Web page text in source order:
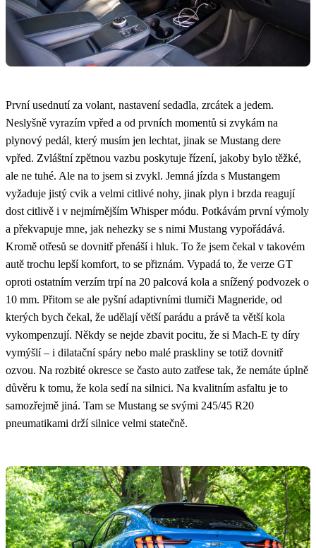
První usednutí za volant, nastavení sedadla, zrcátek a jedem.
Neslyšně vyrazím vpřed a od prvních momentů si zvykám na
plynový pedál, který musím jen lechtat, jinak se Mustang dere
vpřed. Zvláštní zpětnou vazbu poskytuje řízení, jakoby bylo těžké,
ale ne tuhé. Ale na to jsem si zvykl. Jemná jízda s Mustangem
vyžaduje jistý cvik a velmi citlivé nohy, jinak plyn i brzda reagují
dost citlivě i v nejmírnějším Whisper módu. Potkávám první výmoly
a překvapuje mne, jak nehezky se s nimi Mustang vypořádává.
Kromě otřesů se dovnitř přenáší i hluk. To že jsem čekal v takovém
autě trochu lepší komfort, to se přiznám. Vypadá to, že verze GT
oproti ostatním verzím trpí na 20 palcová kola a snížený podvozek o
10 mm. Přitom se ale pyšní adaptivními tlumiči Magneride, od
kterých bych čekal, že udělají větší parádu a právě ta větší kola
vykompenzují. Někdy se nejde zbavit pocitu, že si Mach-E ty díry
vymýšlí – i dilatační spáry nebo malé praskliny se totiž dovnitř
ozvou. Na rozbité okresce se často auto zatřese tak, že nemáte úplně
důvěru k tomu, že kola sedí na silnici. Na kvalitním asfaltu je to
samozřejmě jiná. Tam se Mustang se svými 245/45 R20
pneumatikami drží silnice velmi statečně.